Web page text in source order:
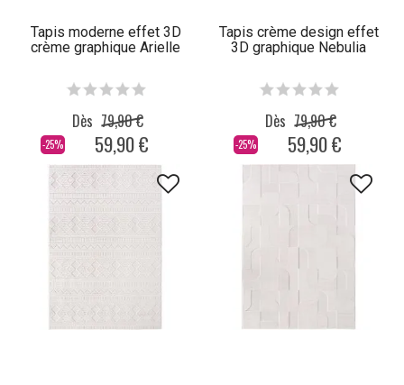
Tapis moderne effet 3D
crème graphique Arielle
-25%
Dès 79,90 €
59,90 €
Tapis crème design effet
3D graphique Nebulia
-25%
Dès 79,90 €
59,90 €